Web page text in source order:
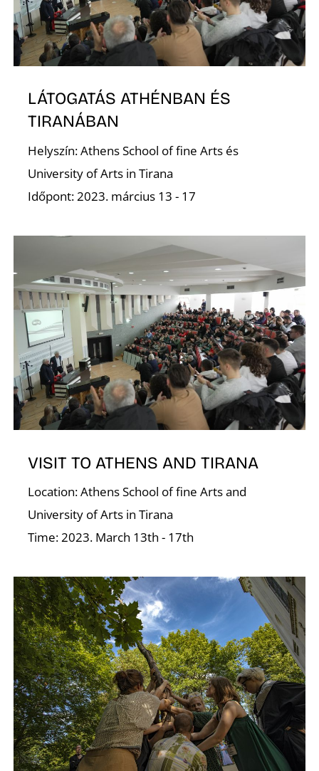
LÁTOGATÁS ATHÉNBAN ÉS
TIRANÁBAN
Helyszín: Athens School of fine Arts és
University of Arts in Tirana
Időpont: 2023. március 13 - 17
VISIT TO ATHENS AND TIRANA
Location: Athens School of fine Arts and
University of Arts in Tirana
Time: 2023. March 13th - 17th